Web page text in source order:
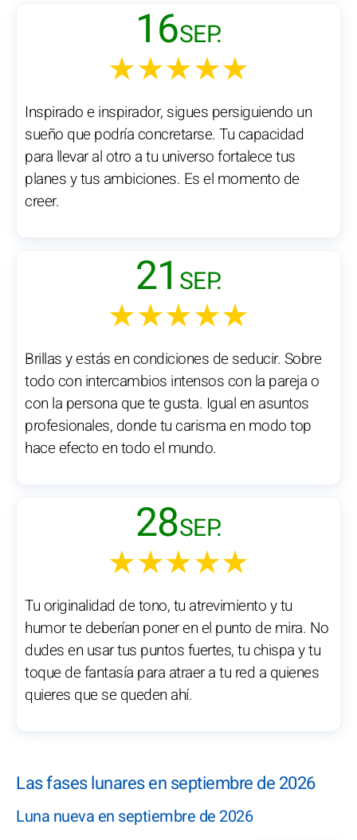
16SEP.
★★★★★
Inspirado e inspirador, sigues persiguiendo un
sueño que podría concretarse. Tu capacidad
para llevar al otro a tu universo fortalece tus
planes y tus ambiciones. Es el momento de
creer.
21 SEP.
★★★★★
Brillas y estás en condiciones de seducir. Sobre
todo con intercambios intensos con la pareja o
con la persona que te gusta. Igual en asuntos
profesionales, donde tu carisma en modo top
hace efecto en todo el mundo.
28SEP.
★★★★★
Tu originalidad de tono, tu atrevimiento y tu
humor te deberían poner en el punto de mira. No
dudes en usar tus puntos fuertes, tu chispa y tu
toque de fantasía para atraer a tu red a quienes
quieres que se queden ahí.
Las fases lunares en septiembre de 2026
Luna nueva en septiembre de 2026